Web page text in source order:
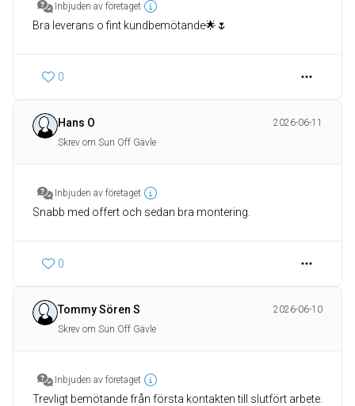
Inbjuden av företaget
Bra leverans o fint kundbemötande🌟🌷
0
Hans O
2026-06-11
Skrev om Sun Off Gävle
Inbjuden av företaget
Snabb med offert och sedan bra montering.
0
Tommy Sören S
2026-06-10
Skrev om Sun Off Gävle
Inbjuden av företaget
Trevligt bemötande från första kontakten till slutfört arbete.